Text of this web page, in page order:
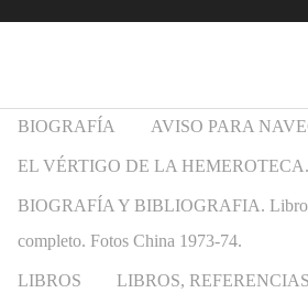
BIOGRAFÍA AVISO PARA
EL VÉRTIGO DE LA HEMEROTECA.
BIOGRAFÍA Y BIBLIOGRAFIA. Libros
completo. Fotos China 1973-74.
LIBROS LIBROS,